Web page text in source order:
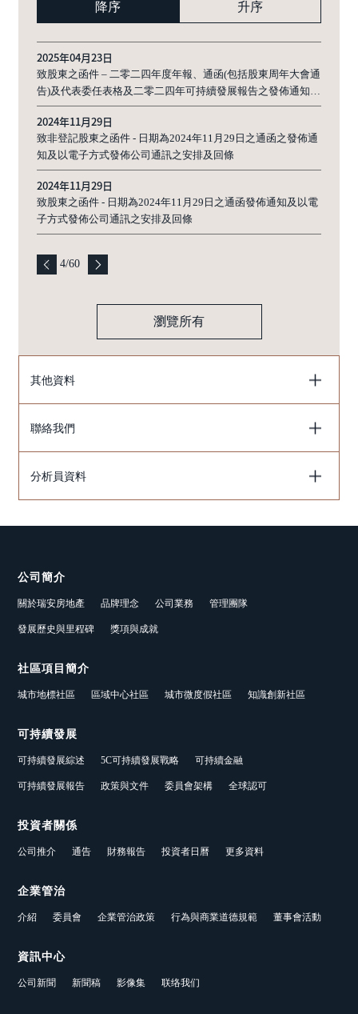
降序 升序
2025年04月23日
致股東之函件 – 二零二四年度年報、通函(包括股東周年大會通
告)及代表委任表格及二零二四年可持續發展報告之發佈通知及
以電子方式發佈公司通訊之安排及回條
2024年11月29日
致非登記股東之函件 - 日期為2024年11月29日之通函之發佈通
知及以電子方式發佈公司通訊之安排及回條
2024年11月29日
致股東之函件 - 日期為2024年11月29日之通函發佈通知及以電
子方式發佈公司通訊之安排及回條
4/60
瀏覽所有
其他資料
聯絡我們
分析員資料
公司簡介
關於瑞安房地產 品牌理念 公司業務 管理團隊
發展歷史與里程碑 獎項與成就
社區項目簡介
城市地標社區 區域中心社區 城市微度假社區 知識創新社區
可持續發展
可持續發展綜述 5C可持續發展戰略 可持續金融
可持續發展報告 政策與文件 委員會架構 全球認可
投資者關係
公司推介 通告 財務報告 投資者日曆 更多資料
企業管治
介紹 委員會 企業管治政策 行為與商業道德規範 董事會活動
資訊中心
公司新聞 新聞稿 影像集 联络我们